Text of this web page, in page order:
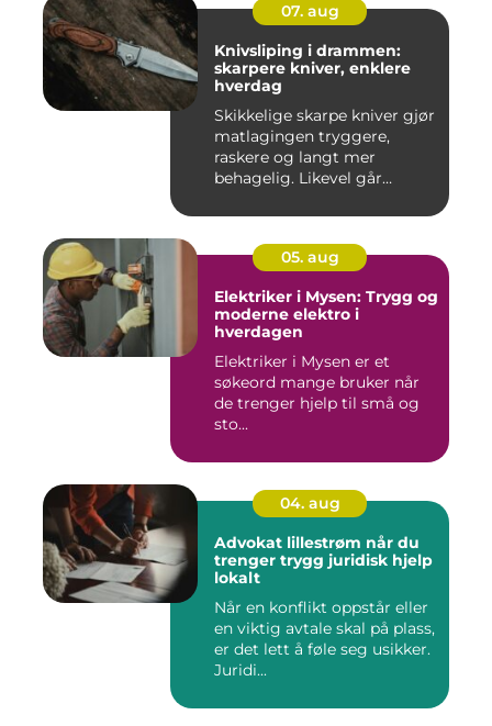
07. aug
Knivsliping i drammen:
skarpere kniver, enklere
hverdag
Skikkelige skarpe kniver gjør
matlagingen tryggere,
raskere og langt mer
behagelig. Likevel går
05. aug
Elektriker i Mysen: Trygg og
moderne elektro i
hverdagen
Elektriker i Mysen er et
søkeord mange bruker når
de trenger hjelp til små og
sto...
04. aug
Advokat lillestrøm når du
trenger trygg juridisk hjelp
lokalt
Når en konflikt oppstår eller
en viktig avtale skal på plass,
er det lett å føle seg usikker.
Juridi...